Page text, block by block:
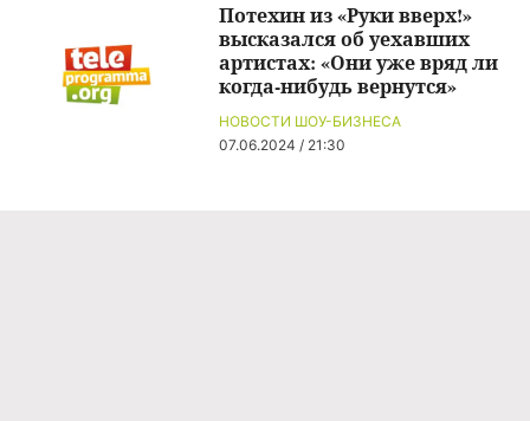
НОВОСТИ ШОУ-БИЗНЕСА
07.06.2024 / 21:30
Потехин из «Руки вверх!»
высказался об уехавших
артистах: «Они уже вряд ли
когда-нибудь вернутся»